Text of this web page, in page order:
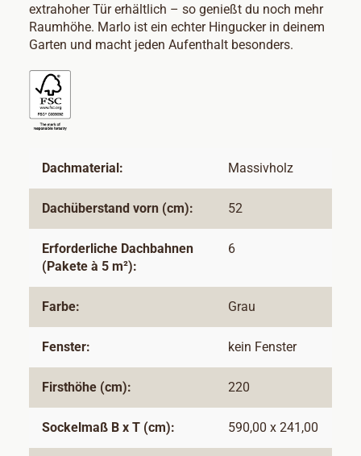
extrahoher Tür erhältlich – so genießt du noch mehr
Raumhöhe. Marlo ist ein echter Hingucker in deinem
Garten und macht jeden Aufenthalt besonders.
Dachmaterial: Massivholz
Dachüberstand vorn (cm): 52
Erforderliche Dachbahnen
(Pakete à 5 m²):
6
Farbe: Grau
Fenster: kein Fenster
Firsthöhe (cm): 220
Sockelmaß B x T (cm): 590,00 x 241,00